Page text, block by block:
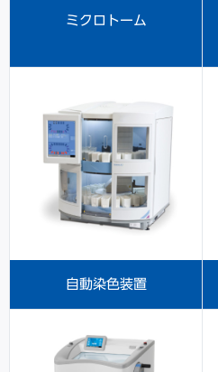
ミクロトーム
自動染色装置